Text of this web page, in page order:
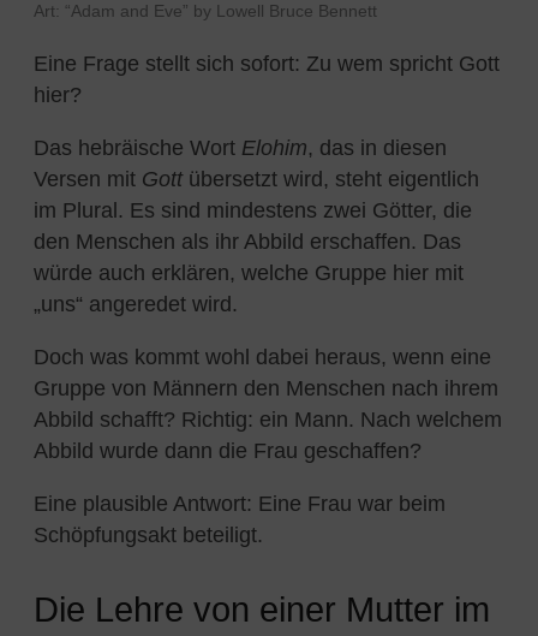
Art: “Adam and Eve” by Lowell Bruce Bennett
Eine Frage stellt sich sofort: Zu wem spricht Gott
hier?
Das hebräische Wort Elohim, das in diesen
Versen mit Gottübersetzt wird, steht eigentlich
im Plural. Es sind mindestens zwei Götter, die
den Menschen als ihr Abbild erschaffen. Das
würde auch erklären, welche Gruppe hier mit
„uns“ angeredet wird.
Doch was kommt wohl dabei heraus, wenn eine
Gruppe von Männern den Menschen nach ihrem
Abbild schafft? Richtig: ein Mann. Nach welchem
Abbild wurde dann die Frau geschaffen?
Eine plausible Antwort: Eine Frau war beim
Schöpfungsakt beteiligt.
Die Lehre von einer Mutter im